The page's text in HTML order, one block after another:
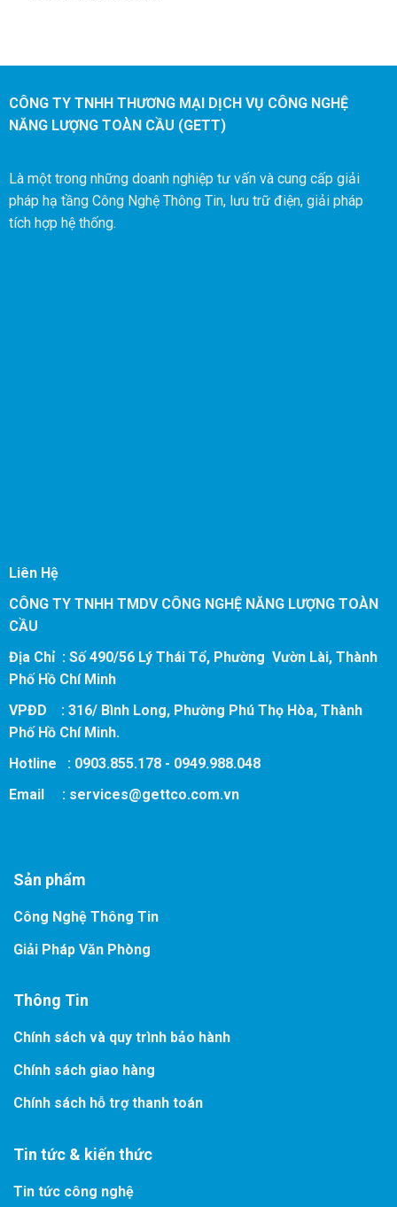
CÔNG TY TNHH THƯƠNG MẠI DỊCH VỤ CÔNG NGHỆ
NĂNG LƯỢNG TOÀN CẦU (GETT)
Là một trong những doanh nghiệp tư vấn và cung cấp giải
pháp hạ tầng Công Nghệ Thông Tin, lưu trữ điện, giải pháp
tích hợp hệ thống.
Liên Hệ
CÔNG TY TNHH TMDV CÔNG NGHỆ NĂNG LƯỢNG TOÀN
CẦU
Địa Chỉ : Số 490/56 Lý Thái Tổ, Phường Vườn Lài, Thành
Phố Hồ Chí Minh
VPĐD : 316/ Bình Long, Phường Phú Thọ Hòa, Thành
Phố Hồ Chí Minh.
Hotline : 0903.855.178 - 0949.988.048
Email : services@gettco.com.vn
Sản phẩm
Công Nghệ Thông Tin
Giải Pháp Văn Phòng
Thông Tin
Chính sách và quy trình bảo hành
Chính sách giao hàng
Chính sách hỗ trợ thanh toán
Tin tức & kiến thức
Tin tức công nghệ